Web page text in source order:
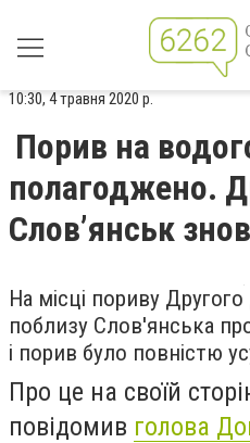
10:30, 4 травня 2020 р.
Порив на
полагоджено.
Слов’янськ
На місці пориву
поблизу Слов'янська
і порив було повністю
Про це на своїй
повідомив голова